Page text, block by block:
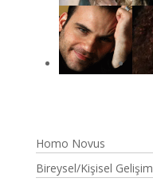
Homo Novus
Bireysel/Kişisel Gelişim